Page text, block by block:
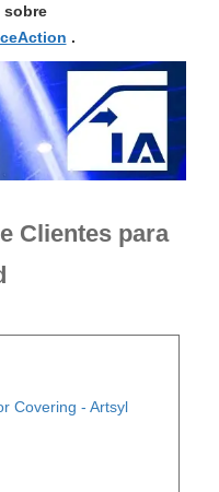
sobre
.
Clientes para